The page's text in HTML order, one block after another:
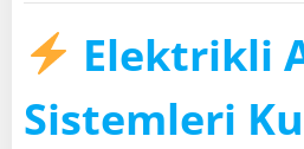
Elektrikli
Sistemleri